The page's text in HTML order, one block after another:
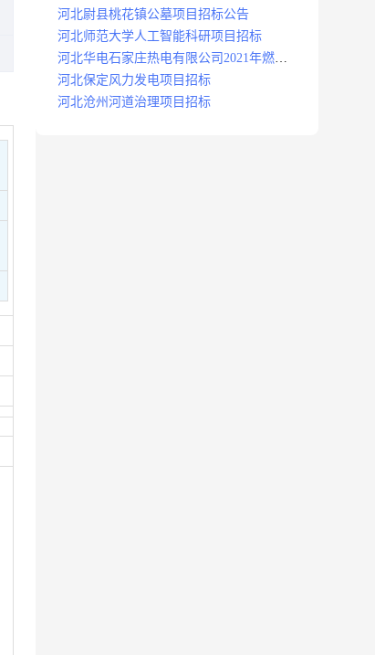
河北尉县桃花镇公墓项目招标公告
河北师范大学人工智能科研项目招标
河北华电石家庄热电有限公司2021年燃料
分场辅助运行项目招标公告
河北保定风力发电项目招标
河北沧州河道治理项目招标